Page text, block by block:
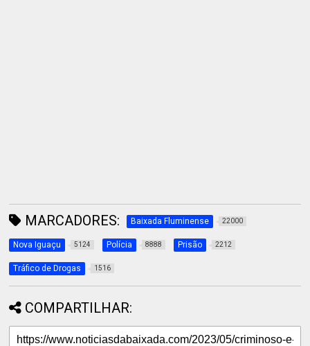
MARCADORES: Baixada Fluminense 22000
Nova Iguaçu 5124 Polícia 8888 Prisão 2212
Tráfico de Drogas 1516
COMPARTILHAR: